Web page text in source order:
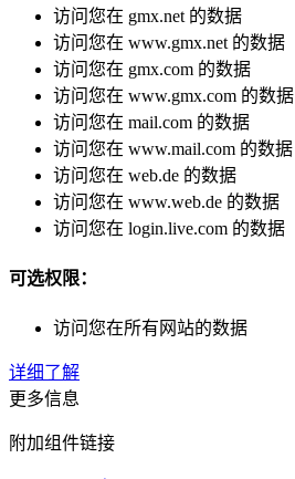
访问您在 gmx.net 的数据
访问您在 www.gmx.net 的数据
访问您在 gmx.com 的数据
访问您在 www.gmx.com 的数据
访问您在 mail.com 的数据
访问您在 www.mail.com 的数据
访问您在 web.de 的数据
访问您在 www.web.de 的数据
访问您在 login.live.com 的数据
可选权限：
访问您在所有网站的数据
详细了解
更多信息
附加组件链接